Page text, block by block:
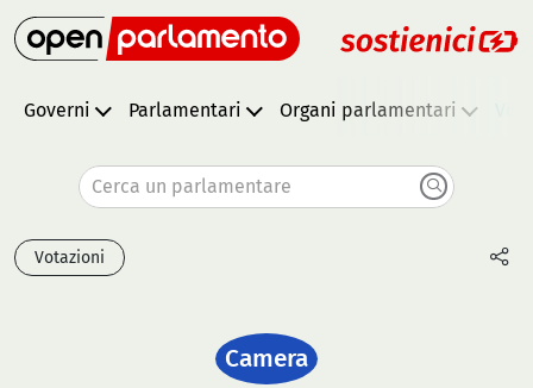
Governi Parlamentari Organi parlamentari
Cerca un parlamentare
Votazioni
Camera